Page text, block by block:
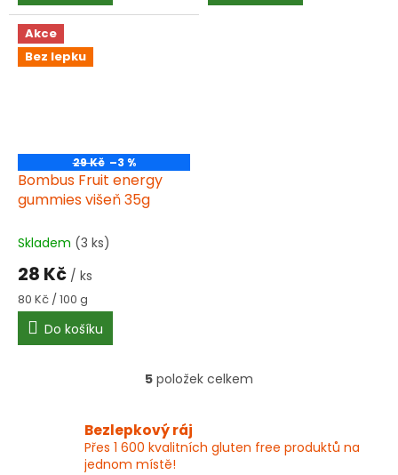
Akce
Bez lepku
29 Kč –3 %
Bombus Fruit energy
gummies višeň 35g
Skladem (3 ks)
28 Kč / ks
Měrná
cena:
80 Kč / 100 g
Do košíku
O
á
d
5 položek celkem
Bezlepkový ráj
Přes 1 600 kvalitních gluten free produktů na
jednom místě!